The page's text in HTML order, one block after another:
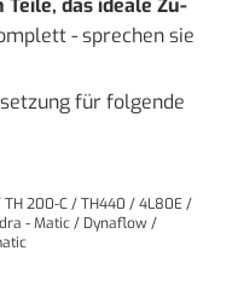
Teile, das idea­le Zu­
- spre­chen sie
für fol­gen­de
200-C / TH440 / 4L80E /
- Matic / Dynaflow /